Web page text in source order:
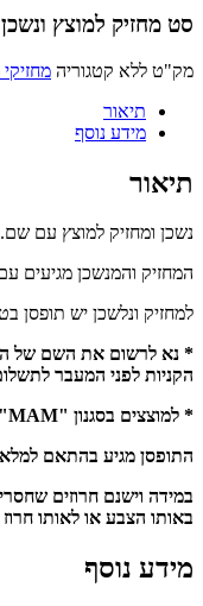
סט מחזיק למוצץ
מק"ט ללא קטגוריה
תיאור
מידע נוסף
תיאור
נשכן ומחזיק למוצץ עם שם.
המחזיק והמנשכן מגיעים
למחזיק ונלשכן יש תופסן
* נא לרשום את השם של
הקניות לפני המעבר
* למוצצים בסגנון "MAM" יש מתאם מיוחד.
התופסן מגיע בהתאם
במידה וישנם חרוזים
באותו הצבע או לאותו
מידע נוסף